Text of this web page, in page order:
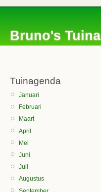
Bruno's
Tuinagenda
Januari
Februari
Maart
April
Mei
Juni
Juli
Augustus